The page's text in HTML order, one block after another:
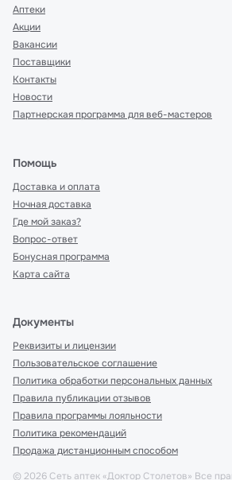
Аптеки
Акции
Вакансии
Поставщики
Контакты
Новости
Партнерская программа для веб-мастеров
Помощь
Доставка и оплата
Ночная доставка
Где мой заказ?
Вопрос-ответ
Бонусная программа
Карта сайта
Документы
Реквизиты и лицензии
Пользовательское соглашение
Политика обработки персональных данных
Правила публикации отзывов
Правила программы лояльности
Политика рекомендаций
Продажа дистанционным способом
© 2026 Сеть аптек «Доктор Столетов» Все